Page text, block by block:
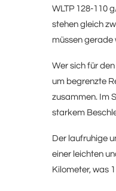
WLTP 128-110
stehen gleich
müssen gerade
Wer sich für
um begrenzte
zusammen. Im
starkem
Der laufruhige
einer leichten
Kilometer, was